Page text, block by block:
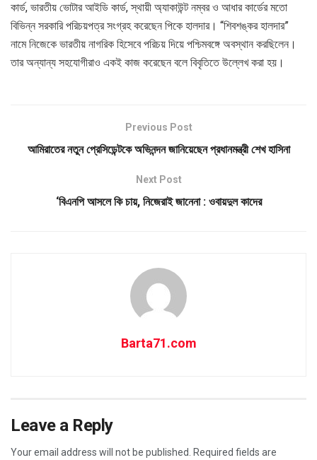
কার্ড, ভারতীয় ভোটার আইডি কার্ড, স্থায়ী অ্যাকাউন্ট নম্বর ও আধার কার্ডের মতো
বিভিন্ন সরকারি পরিচয়পত্র সংগ্রহ করেছেন পিকে হালদার। “শিবশঙ্কর হালদার”
নামে নিজেকে ভারতীয় নাগরিক হিসেবে পরিচয় দিয়ে পশ্চিমবঙ্গে অবস্থান করছিলেন।
তার অন্যান্য সহযোগীরাও একই কাজ করেছেন বলে বিবৃতিতে উল্লেখ করা হয়।
Previous Post
আমিরাতের নতুন প্রেসিডেন্টকে অভিনন্দন জানিয়েছেন প্রধানমন্ত্রী শেখ হাসিনা
Next Post
‘বিএনপি আসলে কি চায়, নিজেরাই জানেনা : ওবায়দুল কাদের
Barta71.com
Leave a Reply
Your email address will not be published.
Required fields are